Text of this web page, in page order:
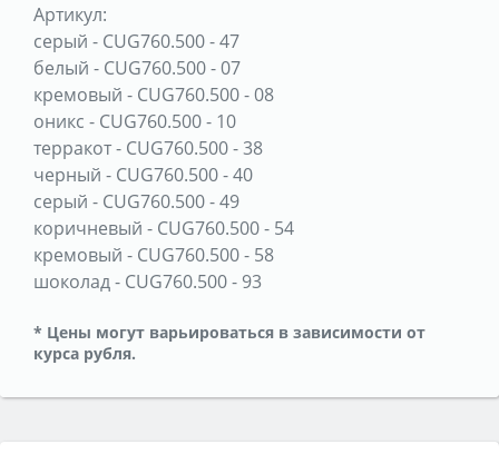
Артикул:
серый - CUG760.500 - 47
белый - CUG760.500 - 07
кремовый - CUG760.500 - 08
оникс - CUG760.500 - 10
терракот- CUG760.500 - 38
черный - CUG760.500 - 40
серый - CUG760.500 - 49
коричневый - CUG760.500 - 54
кремовый - CUG760.500 - 58
шоколад- CUG760.500 - 93
* Цены могут варьироваться в зависимости от
курса рубля.